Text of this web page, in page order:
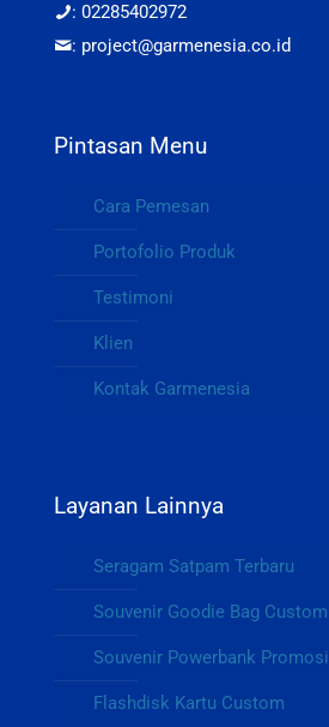
: 02285402972
: project@garmenesia.co.id
Pintasan Menu
Cara Pemesan
Portofolio Produk
Testimoni
Klien
Kontak Garmenesia
Layanan Lainnya
Seragam Satpam Terbaru
Souvenir Goodie Bag Custom
Souvenir Powerbank Promosi
Flashdisk Kartu Custom